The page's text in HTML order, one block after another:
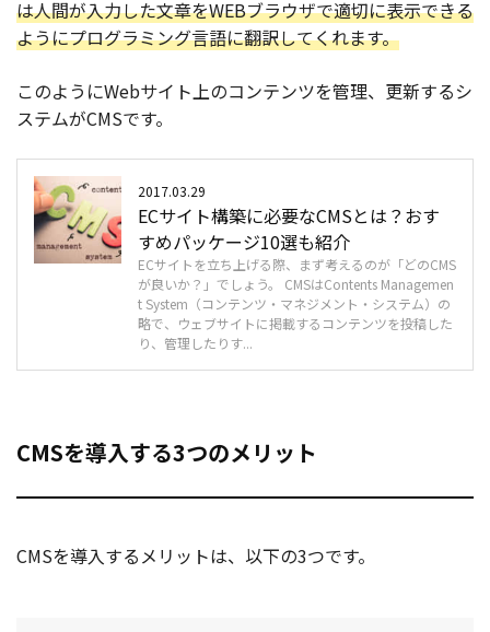
は人間が入力した文章をWEBブラウザで適切に表示できる
ようにプログラミング言語に翻訳してくれます。
このようにWebサイト上のコンテンツを管理、更新するシ
ステムがCMSです。
2017.03.29
ECサイト構築に必要なCMSとは？おす
すめパッケージ10選も紹介
ECサイトを立ち上げる際、まず考えるのが「どのCMS
が良いか？」でしょう。 CMSはContents Managemen
t System（コンテンツ・マネジメント・システム）の
略で、ウェブサイトに掲載するコンテンツを投稿した
り、管理したりす...
CMSを導入する3つのメリット
CMSを導入するメリットは、以下の3つです。